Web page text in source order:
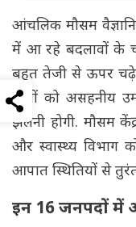
आंचलिक मौसम
में आ रहे बदलावों के
बहुत तेजी से ऊपर
लोगों को असहनीय
झेलनी होगी. मौसम
और स्वास्थ्य विभाग
आपात स्थितियों से
इन 16 जनपदों में